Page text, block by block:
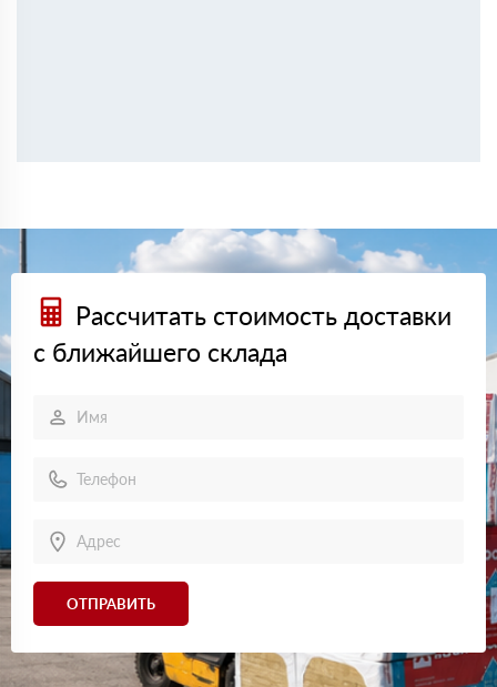
Рассчитать стоимость доставки
с ближайшего склада
ОТПРАВИТЬ